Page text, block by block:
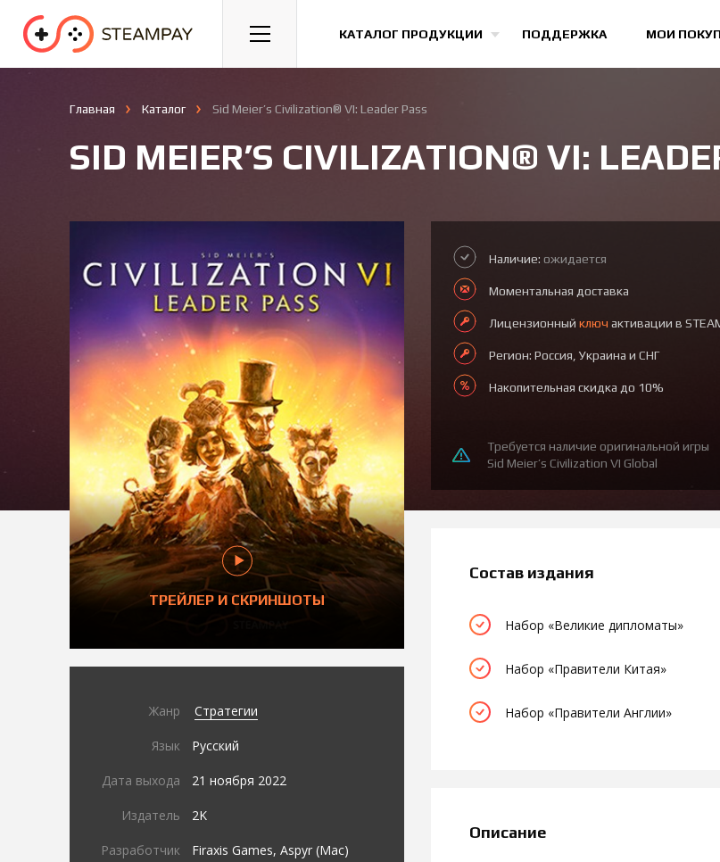
КАТАЛОГ ПРОДУКЦИИ ПОДДЕРЖКА МОИ
Спорт Гонки Казуальные Все игры
Главная Каталог Sid Meier’s Civilization® VI: Leader Pass
SID MEIER’S CIVILIZATION® VI:
ТРЕЙЛЕР И СКРИНШОТЫ
Жанр Стратегии
Язык Русский
Дата выхода 21 ноября 2022
Издатель 2K
Разработчик Firaxis Games, Aspyr (Mac)
Наличие: ожидается
Моментальная доставка
Лицензионный ключ активации в
Регион: Россия, Украина и СНГ
Накопительная скидка до 10%
Требуется наличие оригинальной игры
Sid Meier’s Civilization VI Global
Состав издания
Набор «Великие дипломаты»
Набор «Правители Китая»
Набор «Правители Англии»
Описание